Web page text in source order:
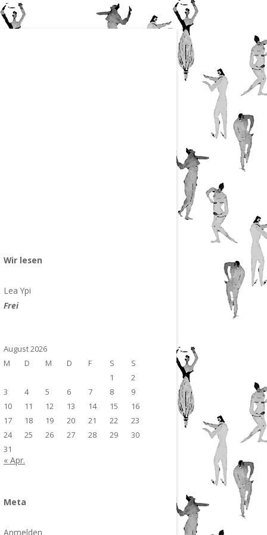
Wir lesen
Lea Ypi
Frei
August 2026
M
D M D F S
S
1
2
3
4 5 6 7 8
9
10
11 12 13 14 15
16
17
18 19 20 21 22
23
24
25 26 27 28 29
30
31
« Apr.
Meta
Anmelden